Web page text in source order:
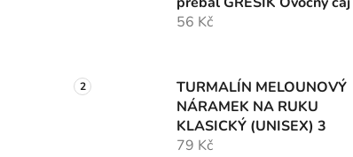
56 Kč
TURMALÍN MELOUNOVÝ
NÁRAMEK NA RUKU
KLASICKÝ (UNISEX) 3
79 Kč